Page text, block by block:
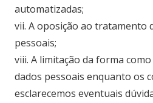
automatizadas;
vii. A oposição ao tratamento
pessoais;
viii. A limitação da forma
dados pessoais enquanto os
esclarecemos eventuais